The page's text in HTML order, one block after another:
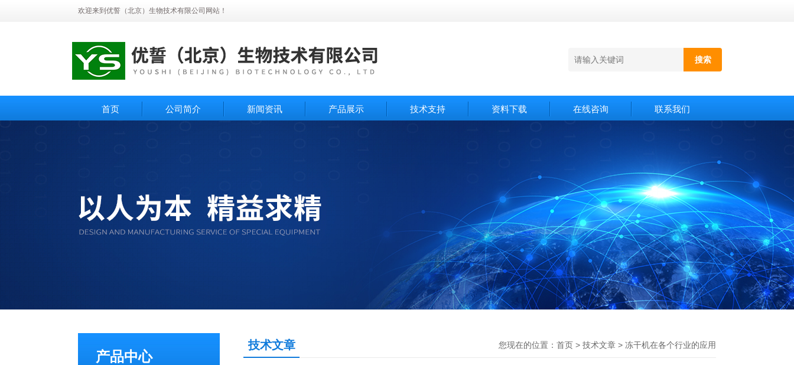
欢迎来到优誓（北京）生物技术有限公司网站！
首页 公司简介 新闻资讯 产品展示 技术支持 资料下载 在线咨询 联系我们
产品中心
技术文章 您现在的位置： 首页 > 技术文章 > 冻干机在各个行业的应用